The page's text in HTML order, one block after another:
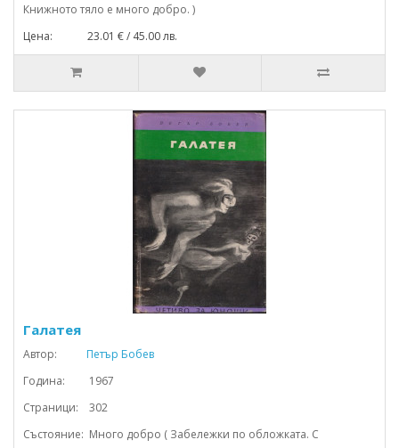
Книжното тяло е много добро. )
Цена: 23.01 € / 45.00 лв.
Галатея
Автор:
Петър Бобев
Година: 1967
Страници: 302
Състояние: Много добро ( Забележки по обложката. С